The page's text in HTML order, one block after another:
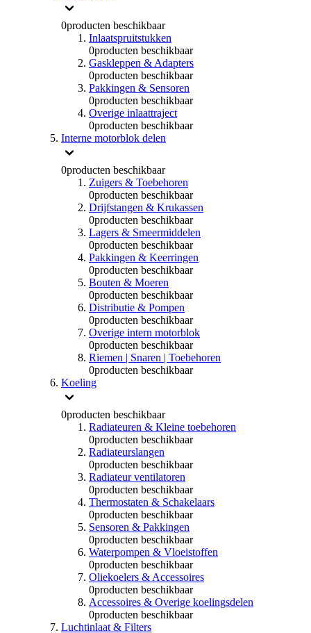
0producten beschikbaar
Inlaatspruitstukken
0producten beschikbaar
Gaskleppen & Adapters
0producten beschikbaar
Pakkingen & Sensoren
0producten beschikbaar
Overige inlaattraject
0producten beschikbaar
Interne motorblok delen
0producten beschikbaar
Zuigers & Toebehoren
0producten beschikbaar
Drijfstangen & Krukassen
0producten beschikbaar
Lagers & Smeermiddelen
0producten beschikbaar
Pakkingen & Keerringen
0producten beschikbaar
Bouten & Moeren
0producten beschikbaar
Distributie & Pompen
0producten beschikbaar
Overige intern motorblok
0producten beschikbaar
Riemen | Snaren | Toebehoren
0producten beschikbaar
Koeling
0producten beschikbaar
Radiateuren & Kleine toebehoren
0producten beschikbaar
Radiateurslangen
0producten beschikbaar
Radiateur ventilatoren
0producten beschikbaar
Thermostaten & Schakelaars
0producten beschikbaar
Sensoren & Pakkingen
0producten beschikbaar
Waterpompen & Vloeistoffen
0producten beschikbaar
Oliekoelers & Accessoires
0producten beschikbaar
Accessoires & Overige koelingsdelen
0producten beschikbaar
Luchtinlaat & Filters